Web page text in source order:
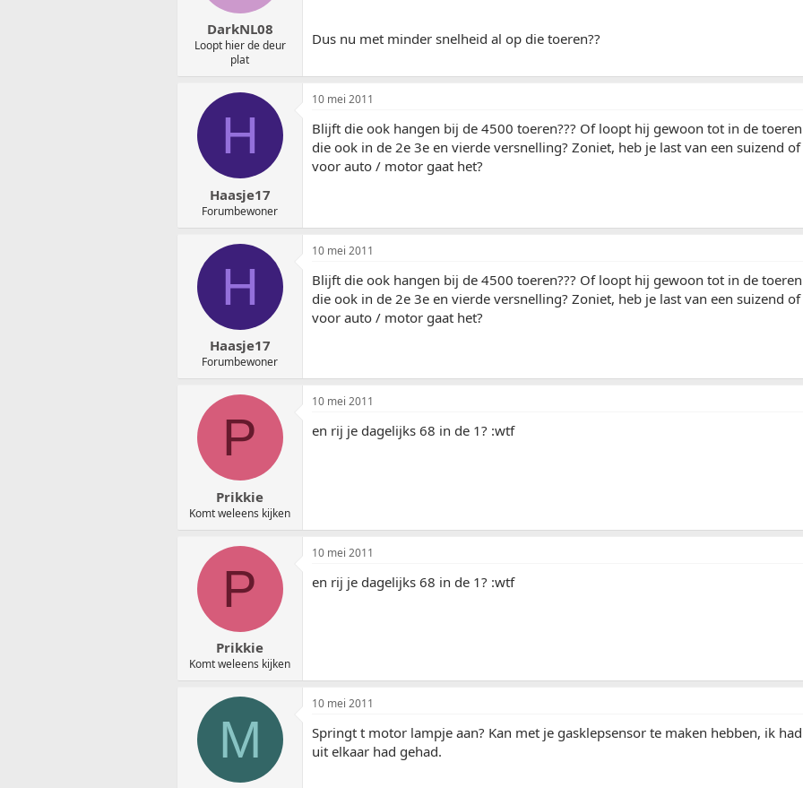
DarkNL08
Loopt hier de deur
plat
Dus nu met minder snelheid al op die toeren??
H
Haasje17
Forumbewoner
10 mei 2011
Blijft die ook hangen bij de 4500 toeren??? Of loopt hij gewoon tot in de
die ook in de 2e 3e en vierde versnelling? Zoniet, heb je last van een suizend
voor auto / motor gaat het?
H
Haasje17
Forumbewoner
10 mei 2011
Blijft die ook hangen bij de 4500 toeren??? Of loopt hij gewoon tot in de
die ook in de 2e 3e en vierde versnelling? Zoniet, heb je last van een suizend
voor auto / motor gaat het?
P
Prikkie
Komt weleens kijken
10 mei 2011
en rij je dagelijks 68 in de 1? :wtf
P
Prikkie
Komt weleens kijken
10 mei 2011
en rij je dagelijks 68 in de 1? :wtf
M
10 mei 2011
Springt t motor lampje aan? Kan met je gasklepsensor te maken hebben, ik
uit elkaar had gehad.